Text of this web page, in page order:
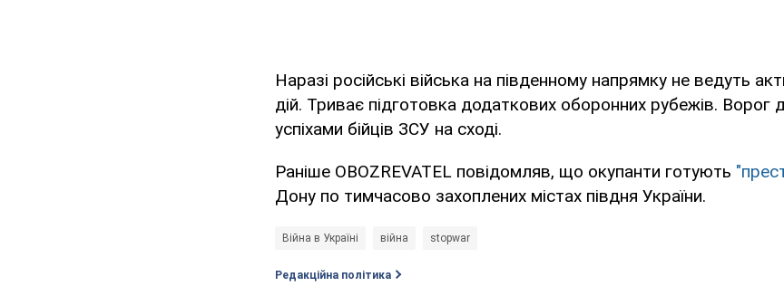
Наразі російські війська на південному напрямку не ведуть
дій. Триває підготовка додаткових оборонних рубежів. Ворог
успіхами бійців ЗСУ на сході.
Раніше OBOZREVATEL повідомляв, що окупанти готують
Дону по тимчасово захоплених містах півдня України.
Війна в Україні війна stopwar
Редакційна політика